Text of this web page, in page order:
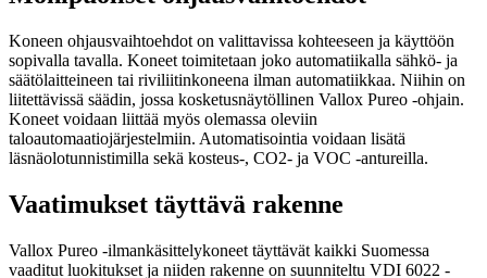
Koneen ohjausvaihtoehdot on valittavissa kohteeseen ja käyttöön
sopivalla tavalla. Koneet toimitetaan joko automatiikalla sähkö- ja
säätölaitteineen tai riviliitinkoneena ilman automatiikkaa. Niihin on
liitettävissä säädin, jossa kosketusnäytöllinen Vallox Pureo -ohjain.
Koneet voidaan liittää myös olemassa oleviin
taloautomaatiojärjestelmiin. Automatisointia voidaan lisätä
läsnäolotunnistimilla sekä kosteus-, CO2- ja VOC -antureilla.
Vaatimukset täyttävä rakenne
Vallox Pureo -ilmankäsittelykoneet täyttävät kaikki Suomessa
vaaditut luokitukset ja niiden rakenne on suunniteltu VDI 6022 -